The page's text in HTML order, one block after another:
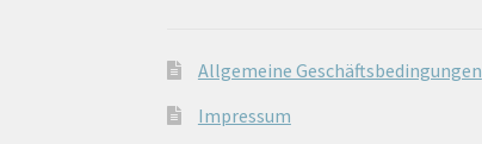
Allgemeine Geschäftsbedingungen
Impressum